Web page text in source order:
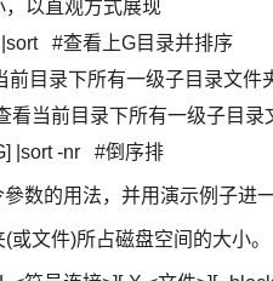
以直观方式展现
#查看上G目录并排序
目录下所有一级子目录文件
当前目录下所有一级子目录
|sort -nr #倒序排
数的用法，并用演示例子进
文件)所占磁盘空间的大小。